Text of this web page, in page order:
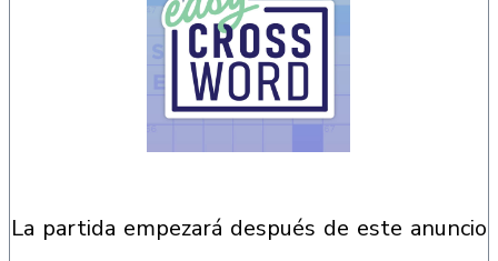
la partida empezará después de este anuncio